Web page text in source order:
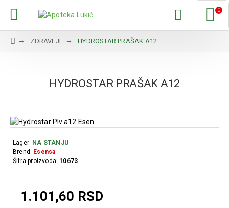
0
ZDRAVLJE HYDROSTAR PRAŠAK A12
HYDROSTAR PRAŠAK A12
1.101,60 RSD
Lager: NA STANJU
Brend: Esensa
Šifra proizvoda: 10673